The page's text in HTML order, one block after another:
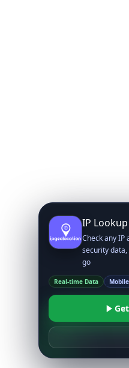
IP
Check any IP
security
go
Real-time Data